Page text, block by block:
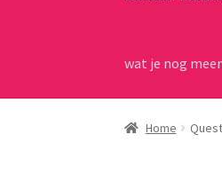
wat je nog
Home